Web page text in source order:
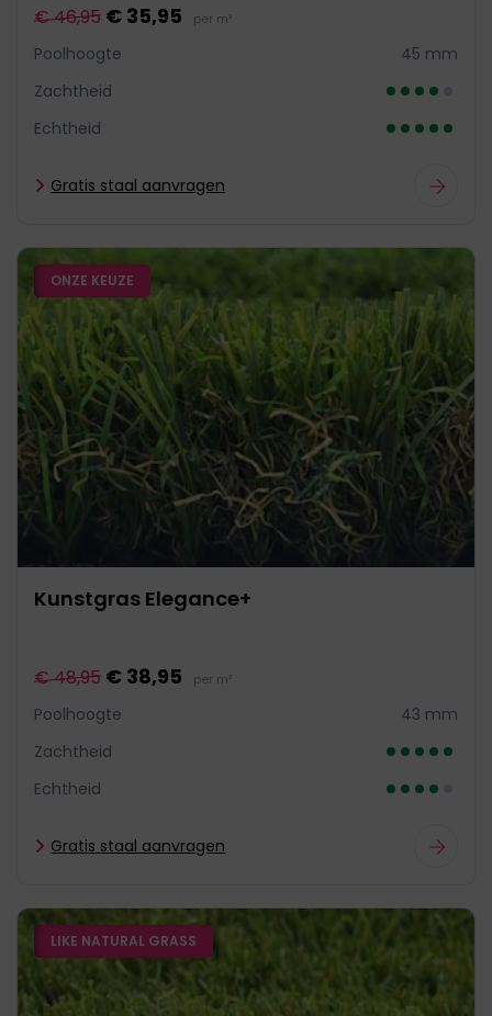
€ 46,95 € 35,95 per m²
Poolhoogte
45 mm
Zachtheid
Echtheid
Gratis staal aanvragen
ONZE KEUZE
Kunstgras Elegance+
€ 48,95 € 38,95 per m²
Poolhoogte
43 mm
Zachtheid
Echtheid
Gratis staal aanvragen
LIKE NATURAL GRASS